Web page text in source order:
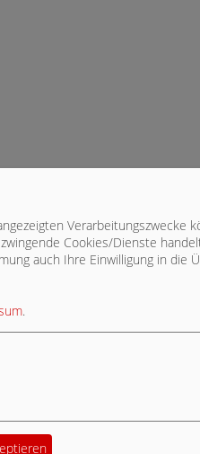
Verarbeitungszwecke
Cookies/Dienste
auch Ihre Einwilligung in
.